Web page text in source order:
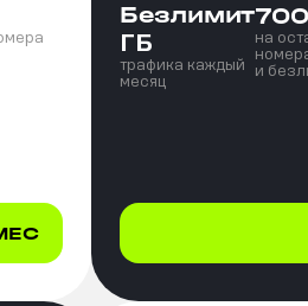
Безлимит
ГБ
трафика каждый
месяц
700
на
и